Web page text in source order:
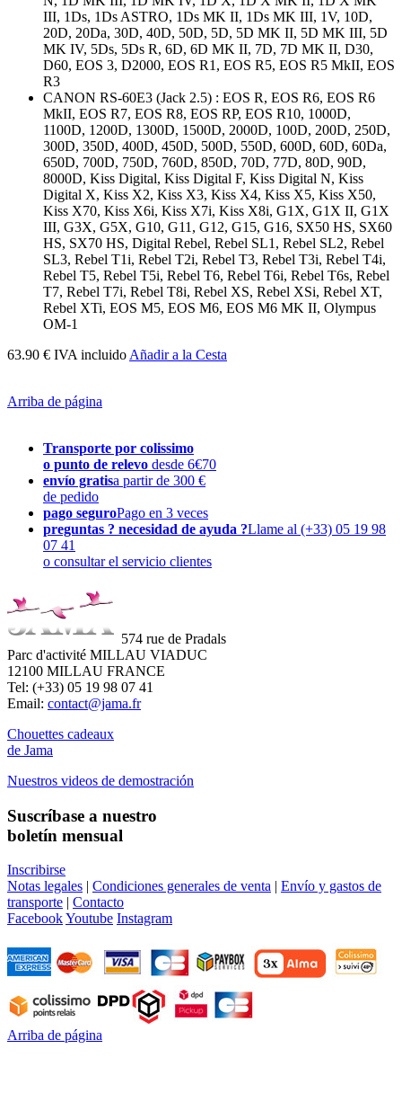
III, 1Ds, 1Ds ASTRO, 1Ds MK II, 1Ds MK III, 1V, 10D,
20D, 20Da, 30D, 40D, 50D, 5D, 5D MK II, 5D MK III, 5D
MK IV, 5Ds, 5Ds R, 6D, 6D MK II, 7D, 7D MK II, D30,
D60, EOS 3, D2000, EOS R1, EOS R5, EOS R5 MkII, EOS
R3
CANON RS-60E3 (Jack 2.5) : EOS R, EOS R6, EOS R6
MkII, EOS R7, EOS R8, EOS RP, EOS R10, 1000D,
1100D, 1200D, 1300D, 1500D, 2000D, 100D, 200D, 250D,
300D, 350D, 400D, 450D, 500D, 550D, 600D, 60D, 60Da,
650D, 700D, 750D, 760D, 850D, 70D, 77D, 80D, 90D,
8000D, Kiss Digital, Kiss Digital F, Kiss Digital N, Kiss
Digital X, Kiss X2, Kiss X3, Kiss X4, Kiss X5, Kiss X50,
Kiss X70, Kiss X6i, Kiss X7i, Kiss X8i, G1X, G1X II, G1X
III, G3X, G5X, G10, G11, G12, G15, G16, SX50 HS, SX60
HS, SX70 HS, Digital Rebel, Rebel SL1, Rebel SL2, Rebel
SL3, Rebel T1i, Rebel T2i, Rebel T3, Rebel T3i, Rebel T4i,
Rebel T5, Rebel T5i, Rebel T6, Rebel T6i, Rebel T6s, Rebel
T7, Rebel T7i, Rebel T8i, Rebel XS, Rebel XSi, Rebel XT,
Rebel XTi, EOS M5, EOS M6, EOS M6 MK II, Olympus
OM-1
63.90 € IVA incluido Añadir a la Cesta
Arriba de página
Transporte por colissimo
o punto de relevo desde 6€70
envío gratisa partir de 300 €
de pedido
pago seguroPago en 3 veces
preguntas ? necesidad de ayuda ?Llame al (+33) 05 19 98
07 41
o consultar el servicio clientes
574 rue de Pradals
Parc d'activité MILLAU VIADUC
12100 MILLAU FRANCE
Tel: (+33) 05 19 98 07 41
Email: contact@jama.fr
Chouettes cadeaux
de Jama
Nuestros videos de demostración
Suscríbase a nuestro
boletín mensual
Inscribirse
Notas legales | Condiciones generales de venta | Envío y gastos de
transporte | Contacto
FacebookYoutube Instagram
Arriba de página